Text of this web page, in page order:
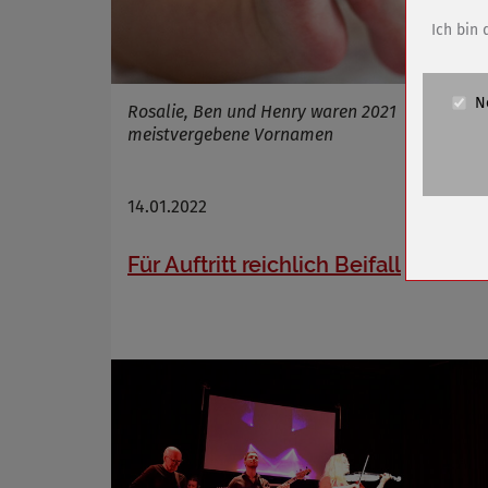
Rosalie, Ben und Henry waren 2021
meistvergebene Vornamen
14.01.2022
Für Auftritt reichlich Beifall
Anbieter
Cookie
Cookie
Ich bin